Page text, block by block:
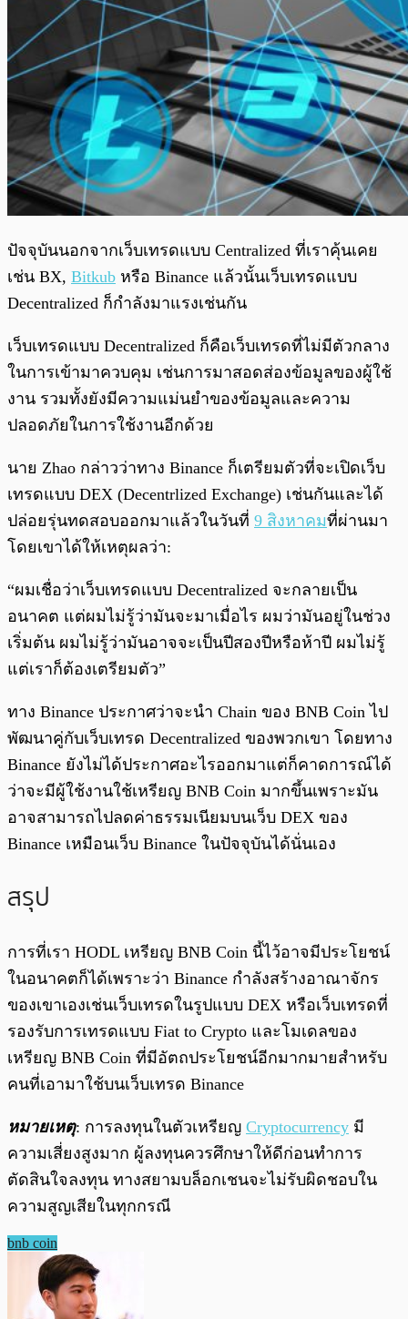
ปัจจุบันนอกจากเว็บเทรดแบบ Centralized ที่เราคุ้นเคย
เช่น BX, Bitkub หรือ Binance แล้วนั้นเว็บเทรดแบบ
Decentralized ก็กำลังมาแรงเช่นกัน
เว็บเทรดแบบ Decentralized ก็คือเว็บเทรดที่ไม่มีตัวกลาง
ในการเข้ามาควบคุม เช่นการมาสอดส่องข้อมูลของผู้ใช้
งาน รวมทั้งยังมีความแม่นยำของข้อมูลและความ
ปลอดภัยในการใช้งานอีกด้วย
นาย Zhao กล่าวว่าทาง Binance ก็เตรียมตัวที่จะเปิดเว็บ
เทรดแบบ DEX (Decentrlized Exchange) เช่นกันและได้
ปล่อยรุ่นทดสอบออกมาแล้วในวันที่ 9 สิงหาคมที่ผ่านมา
โดยเขาได้ให้เหตุผลว่า:
“ผมเชื่อว่าเว็บเทรดแบบ Decentralized จะกลายเป็น
อนาคต แต่ผมไม่รู้ว่ามันจะมาเมื่อไร ผมว่ามันอยู่ในช่วง
เริ่มต้น ผมไม่รู้ว่ามันอาจจะเป็นปีสองปีหรือห้าปี ผมไม่รู้
แต่เราก็ต้องเตรียมตัว”
ทาง Binance ประกาศว่าจะนำ Chain ของ BNB Coin ไป
พัฒนาคู่กับเว็บเทรด Decentralized ของพวกเขา โดยทาง
Binance ยังไม่ได้ประกาศอะไรออกมาแต่ก็คาดการณ์ได้
ว่าจะมีผู้ใช้งานใช้เหรียญ BNB Coin มากขึ้นเพราะมัน
อาจสามารถไปลดค่าธรรมเนียมบนเว็บ DEX ของ
Binance เหมือนเว็บ Binance ในปัจจุบันได้นั่นเอง
สรุป
การที่เรา HODL เหรียญ BNB Coin นี้ไว้อาจมีประโยชน์
ในอนาคตก็ได้เพราะว่า Binance กำลังสร้างอาณาจักร
ของเขาเองเช่นเว็บเทรดในรูปแบบ DEX หรือเว็บเทรดที่
รองรับการเทรดแบบ Fiat to Crypto และโมเดลของ
เหรียญ BNB Coin ที่มีอัตถประโยชน์อีกมากมายสำหรับ
คนที่เอามาใช้บนเว็บเทรด Binance
หมายเหตุ: การลงทุนในตัวเหรียญ Cryptocurrency มี
ความเสี่ยงสูงมาก ผู้ลงทุนควรศึกษาให้ดีก่อนทำการ
ตัดสินใจลงทุน ทางสยามบล็อกเชนจะไม่รับผิดชอบใน
ความสูญเสียในทุกกรณี
bnb coin